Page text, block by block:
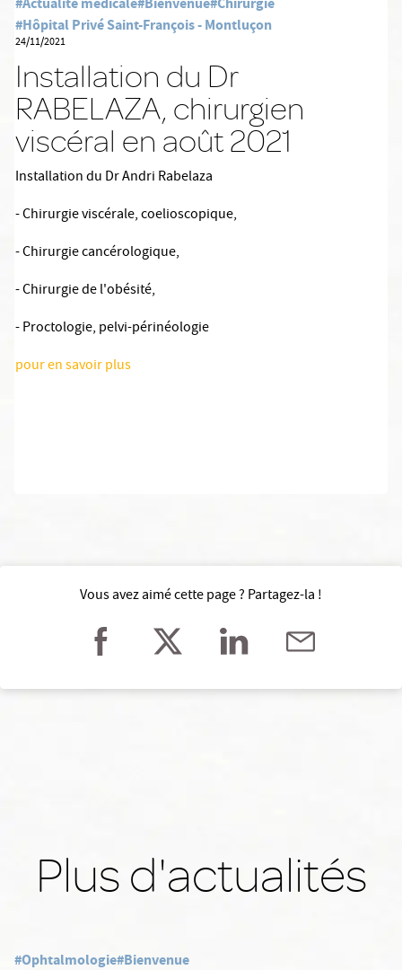
#Hôpital Privé Saint-François - Montluçon
24/11/2021
Installation du Dr
RABELAZA, chirurgien
viscéral en août 2021
Installation du Dr Andri Rabelaza
- Chirurgie viscérale, coelioscopique,
- Chirurgie cancérologique,
- Chirurgie de l'obésité,
- Proctologie, pelvi-périnéologie
pour en savoir plus
Vous avez aimé cette page ? Partagez-la !
Plus d'actualités
#Ophtalmologie#Bienvenue